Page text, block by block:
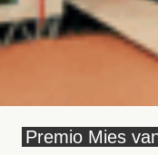
Premio Mies